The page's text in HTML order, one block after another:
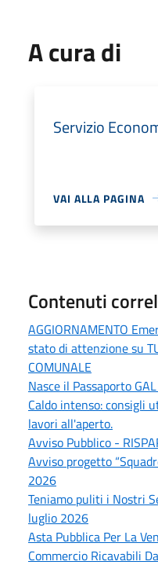
A cura di
Servizio
VAI ALLA PAGINA
Contenuti
AGGIORNAMENTO
stato di attenzione su
COMUNALE
Nasce il Passaporto
Caldo intenso: consigli
lavori all'aperto.
Avviso Pubblico -
Avviso progetto
2026
Teniamo puliti i Nostri
luglio 2026
Asta Pubblica Per La
Commercio Ricavabili